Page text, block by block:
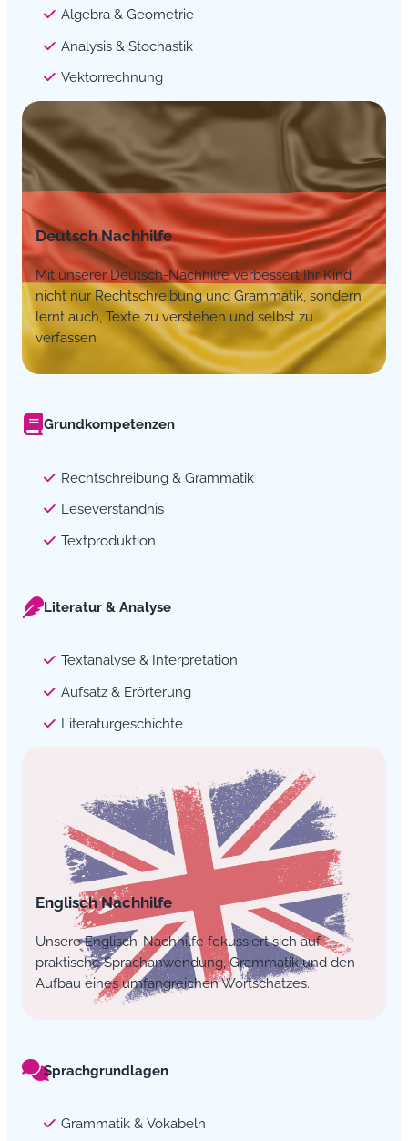
Algebra & Geometrie
Analysis & Stochastik
Vektorrechnung
Deutsch Nachhilfe
Mit unserer Deutsch-Nachhilfe verbessert Ihr Kind
nicht nur Rechtschreibung und Grammatik, sondern
lernt auch, Texte zu verstehen und selbst zu
verfassen
Grundkompetenzen
Rechtschreibung & Grammatik
Leseverständnis
Textproduktion
Literatur & Analyse
Textanalyse & Interpretation
Aufsatz & Erörterung
Literaturgeschichte
Englisch Nachhilfe
Unsere Englisch-Nachhilfe fokussiert sich auf
praktische Sprachanwendung, Grammatik und den
Aufbau eines umfangreichen Wortschatzes.
Sprachgrundlagen
Grammatik & Vokabeln